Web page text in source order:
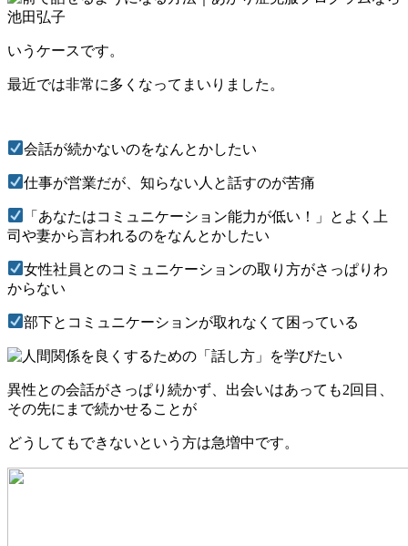
いうケースです。
最近では非常に多くなってまいりました。
会話が続かないのをなんとかしたい
仕事が営業だが、知らない人と話すのが苦痛
「あなたはコミュニケーション能力が低い！」とよく上
司や妻から言われるのをなんとかしたい
女性社員とのコミュニケーションの取り方がさっぱりわ
からない
部下とコミュニケーションが取れなくて困っている
異性との会話がさっぱり続かず、出会いはあっても2回目、
その先にまで続かせることが
どうしてもできないという方は急増中です。